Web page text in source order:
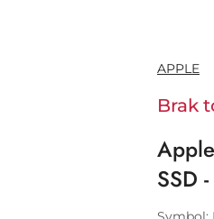
NAZWA
APPLE
Brak
SSD